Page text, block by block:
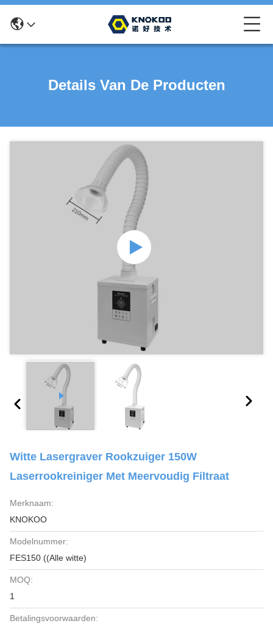
Details Van De Producten
Witte Lasergraver Rookzuiger 150W
Laserrookreiniger Met Meervoudig Filtraat
Merknaam:
KNOKOO
Modelnummer:
FES150 ((Alle witte)
MOQ:
1
Betalingsvoorwaarden: